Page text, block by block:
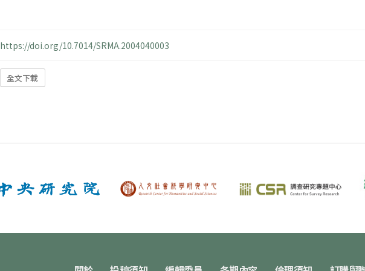
https://doi.org/10.7014/SRMA.2004040003
全文下載